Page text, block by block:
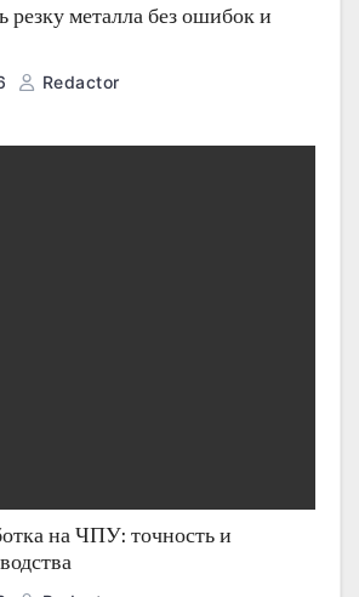
резку металла без ошибок и
Redactor
на ЧПУ: точность и